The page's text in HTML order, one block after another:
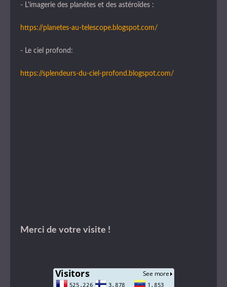
- L'imagerie des planètes et des astéroïdes :
https://planetes-au-telescope.blogspot.com/
- Le ciel profond:
https://splendeurs-du-ciel-profond.blogspot.com/
Merci de votre visite !